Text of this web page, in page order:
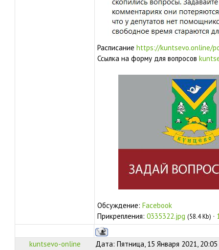
Расписание https://kuntsevo.online/
Ссылка на форму для вопросов
Обсуждение: Facebook
Прикрепления: 0335322.jpg (58.4 Kb) ·
kuntsevo-online Дата: Пятница, 15 Января 2021,